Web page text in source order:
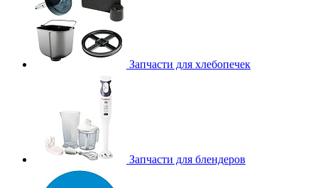
Запчасти для хлебопечек
Запчасти для блендеров